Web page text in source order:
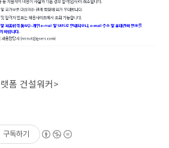
폼 건설워커>
구독하기